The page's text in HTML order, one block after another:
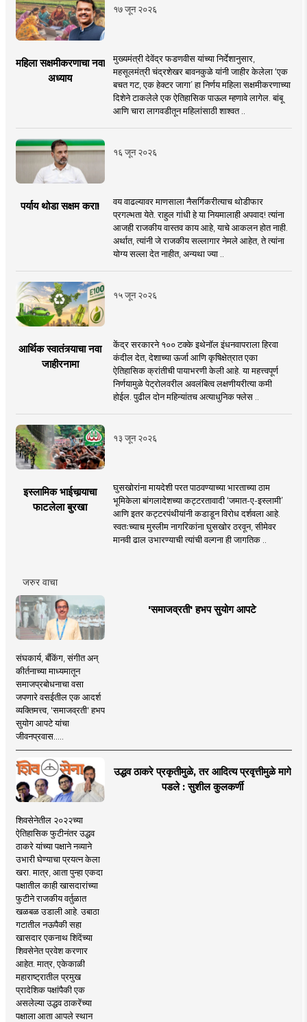
१७ जून २०२६
महिला सक्षमीकरणाचा नवा
अध्याय
मुख्यमंत्री देवेंद्र फडणवीस यांच्या निर्देशानुसार,
महसूलमंत्री चंद्रशेखर बावनकुळे यांनी जाहीर केलेला ‘एक
बचत गट, एक हेक्टर जागा’ हा निर्णय महिला सक्षमीकरणाच्या
दिशेने टाकलेले एक ऐतिहासिक पाऊल म्हणावे लागेल. बांबू
आणि चारा लागवडीतून महिलांसाठी शाश्वत ..
१६ जून २०२६
पर्याय थोडा सक्षम करा!
वय वाढल्यावर माणसाला नैसर्गिकरीत्याच थोडीफार
प्रगल्भता येते. राहुल गांधी हे या नियमालाही अपवाद! त्यांना
आजही राजकीय वास्तव काय आहे, याचे आकलन होत नाही.
अर्थात, त्यांनी जे राजकीय सल्लागार नेमले आहेत, ते त्यांना
योग्य सल्ला देत नाहीत, अन्यथा ज्या ..
१५ जून २०२६
आर्थिक स्वातंत्र्याचा नवा
जाहीरनामा
केंद्र सरकारने १०० टक्के इथेनॉल इंधनवापराला हिरवा
कंदील देत, देशाच्या ऊर्जा आणि कृषिक्षेत्रात एका
ऐतिहासिक क्रांतीची पायाभरणी केली आहे. या महत्त्वपूर्ण
निर्णयामुळे पेट्रोलवरील अवलंबित्व लक्षणीयरीत्या कमी
होईल. पुढील दोन महिन्यांतच अत्याधुनिक फ्लेस ..
१३ जून २०२६
इस्लामिक भाईचार्‍याचा
फाटलेला बुरखा
घुसखोरांना मायदेशी परत पाठवण्याच्या भारताच्या ठाम
भूमिकेला बांगलादेशच्या कट्टरतावादी ‘जमात-ए-इस्लामी’
आणि इतर कट्टरपंथीयांनी कडाडून विरोध दर्शवला आहे.
स्वतःच्याच मुस्लीम नागरिकांना घुसखोर ठरवून, सीमेवर
मानवी ढाल उभारण्याची त्यांची वल्गना ही जागतिक ..
जरुर वाचा
'समाजव्रती' हभप सुयोग आपटे
संघकार्य, बँकिंग, संगीत अन्
कीर्तनाच्या माध्यमातून
समाजप्रबोधनाचा वसा
जपणारे वसईतील एक आदर्श
व्यक्तिमत्त्व, 'समाजव्रती' हभप
सुयोग आपटे यांचा
जीवनप्रवास.....
उद्धव ठाकरे प्रकृतीमुळे, तर आदित्य प्रवृत्तीमुळे मागे
पडले : सुशील कुलकर्णी
शिवसेनेतील २०२२च्या
ऐतिहासिक फुटीनंतर उद्धव
ठाकरे यांच्या पक्षाने नव्याने
उभारी घेण्याचा प्रयत्न केला
खरा. मात्र, आता पुन्हा एकदा
पक्षातील काही खासदारांच्या
फुटीने राजकीय वर्तुळात
खळबळ उडाली आहे. उबाठा
गटातील नऊपैकी सहा
खासदार एकनाथ शिंदेंच्या
शिवसेनेत प्रवेश करणार
आहेत. मात्र, एकेकाळी
महाराष्ट्रातील प्रमुख
प्रादेशिक पक्षांपैकी एक
असलेल्या उद्धव ठाकरेंच्या
पक्षाला आता आपले स्थान